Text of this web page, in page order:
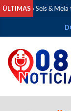
ÚLTIMAS
& Meia traz show de